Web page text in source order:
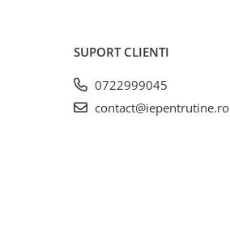
SUPORT CLIENTI
0722999045
contact@iepentrutine.ro